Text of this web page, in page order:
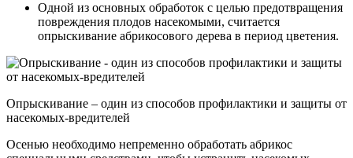
Одной из основных обработок с целью предотвращения
повреждения плодов насекомыми, считается
опрыскивание абрикосового дерева в период цветения.
Опрыскивание – один из способов профилактики и защиты от
насекомых-вредителей
Осенью необходимо непременно обработать абрикос